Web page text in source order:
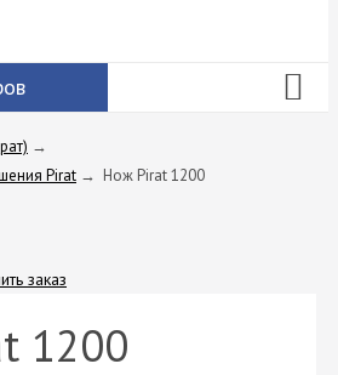
→
Pirat → Нож Pirat 1200
заказ
1200